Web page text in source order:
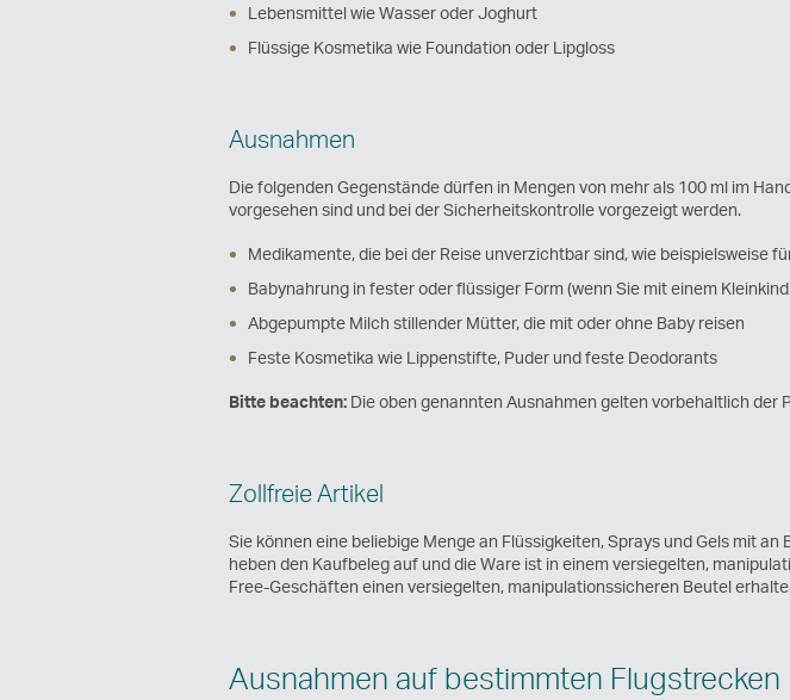
Lebensmittel wie Wasser oder Joghurt
Flüssige Kosmetika wie Foundation oder Lipgloss
Ausnahmen
Die folgenden Gegenstände dürfen in Mengen von mehr als 100 ml im
vorgesehen sind und bei der Sicherheitskontrolle vorgezeigt werden.
Medikamente, die bei der Reise unverzichtbar sind, wie beispielsweise
Babynahrung in fester oder flüssiger Form (wenn Sie mit einem
Abgepumpte Milch stillender Mütter, die mit oder ohne Baby reisen
Feste Kosmetika wie Lippenstifte, Puder und feste Deodorants
Bitte beachten: Die oben genannten Ausnahmen gelten vorbehaltlich der
Zollfreie Artikel
Sie können eine beliebige Menge an Flüssigkeiten, Sprays und Gels mit
heben den Kaufbeleg auf und die Ware ist in einem versiegelten,
Free-Geschäften einen versiegelten, manipulationssicheren Beutel
Ausnahmen auf bestimmten Flugstrecken